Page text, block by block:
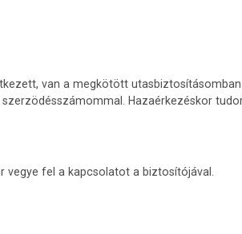
van a megkötött
Hazaérkezéskor
vegye fel a kapcsolatot a biztosítójával.